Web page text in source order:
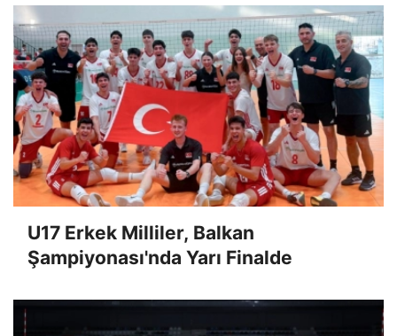
U17 Erkek Milliler, Balkan
Şampiyonası'nda Yarı Finalde